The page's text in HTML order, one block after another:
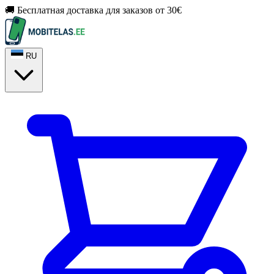
🚚 Бесплатная доставка для заказов от 30€
RU